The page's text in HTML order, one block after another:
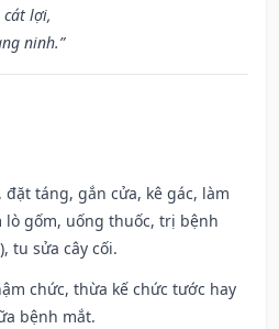
lợi,
ninh.”
đặt táng, gắn cửa, kê gác, làm
lò gốm, uống thuốc, trị bệnh
tu sửa cây cối.
chức, thừa kế chức tước hay
bệnh mắt.